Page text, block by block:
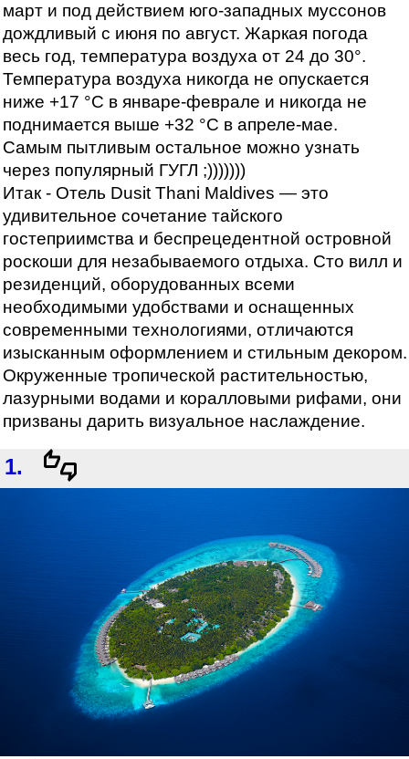
март и под действием юго-западных муссонов
дождливый с июня по август. Жаркая погода
весь год, температура воздуха от 24 до 30°.
Температура воздуха никогда не опускается
ниже +17 °C в январе-феврале и никогда не
поднимается выше +32 °C в апреле-мае.
Самым пытливым остальное можно узнать
через популярный ГУГЛ ;)))))))
Итак - Отель Dusit Thani Maldives — это
удивительное сочетание тайского
гостеприимства и беспрецедентной островной
роскоши для незабываемого отдыха. Сто вилл и
резиденций, оборудованных всеми
необходимыми удобствами и оснащенных
современными технологиями, отличаются
изысканным оформлением и стильным декором.
Окруженные тропической растительностью,
лазурными водами и коралловыми рифами, они
призваны дарить визуальное наслаждение.
1.